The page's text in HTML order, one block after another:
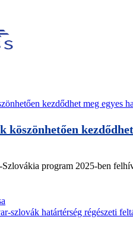
köszönhetően
program 2025-ben